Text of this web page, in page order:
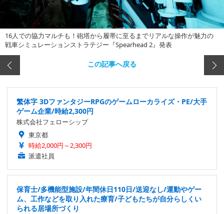
16人での協力マルチも！砲塔から履帯に至るまでリアルな操作が魅力の
戦車シミュレーションストラテジー『Spearhead 2』発表
この記事へ戻る
繁体字 3DファンタジーRPGのゲームローカライズ・PE/大手
ゲーム企業/時給2,300円
株式会社フェローシップ
東京都
時給2,000円～2,300円
派遣社員
保育士/多機能型施設/年間休日110日/送迎なし/運動やゲー
ム、工作などを取り入れた療育/子どもたちが自分らしくい
られる居場所づくり